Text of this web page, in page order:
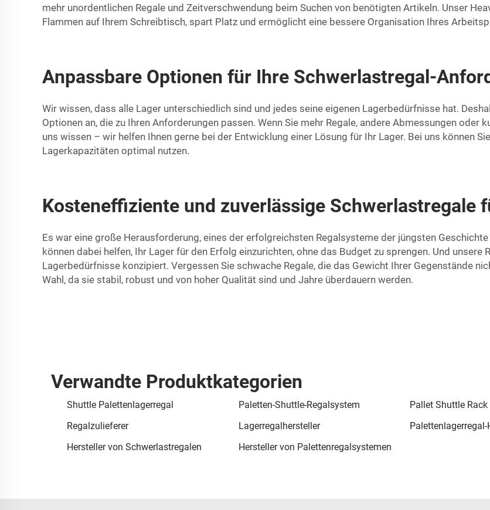
mehr unordentlichen Regale und Zeitverschwendung beim Suchen von benötigten Artikeln. Unser
Flammen auf Ihrem Schreibtisch, spart Platz und ermöglicht eine bessere Organisation Ihres
Anpassbare Optionen für Ihre Schwerlastregal-
Wir wissen, dass alle Lager unterschiedlich sind und jedes seine eigenen Lagerbedürfnisse hat.
Optionen an, die zu Ihren Anforderungen passen. Wenn Sie mehr Regale, andere Abmessungen
uns wissen – wir helfen Ihnen gerne bei der Entwicklung einer Lösung für Ihr Lager. Bei uns können
Lagerkapazitäten optimal nutzen.
Kosteneffiziente und zuverlässige Schwerlastregale
Es war eine große Herausforderung, eines der erfolgreichsten Regalsysteme der jüngsten
können dabei helfen, Ihr Lager für den Erfolg einzurichten, ohne das Budget zu sprengen. Und unsere
Lagerbedürfnisse konzipiert. Vergessen Sie schwache Regale, die das Gewicht Ihrer Gegenstände
Wahl, da sie stabil, robust und von hoher Qualität sind und Jahre überdauern werden.
Verwandte Produktkategorien
Shuttle Palettenlagerregal Paletten-Shuttle-Regalsystem Pallet Shuttle Rack
Regalzulieferer
Lagerregalhersteller Palettenlagerregal-
Hersteller von Schwerlastregalen
Hersteller von Palettenregalsystemen